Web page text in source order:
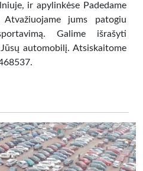
ir apylinkėse Padedame
jums patogiu
Galime išrašyti
automobilį. Atsiskaitome